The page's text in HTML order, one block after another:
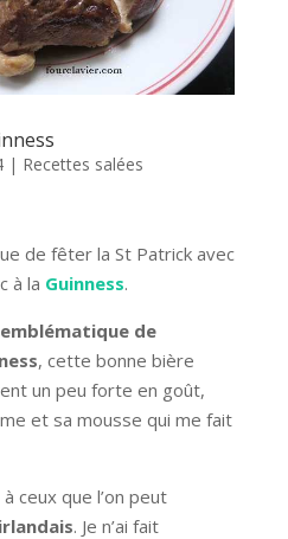
| Recettes salées
de fêter la St Patrick avec
à la Guinness.
de
, cette bonne bière
un peu forte en goût,
et sa mousse qui me fait
ceux que l’on peut
. Je n’ai fait